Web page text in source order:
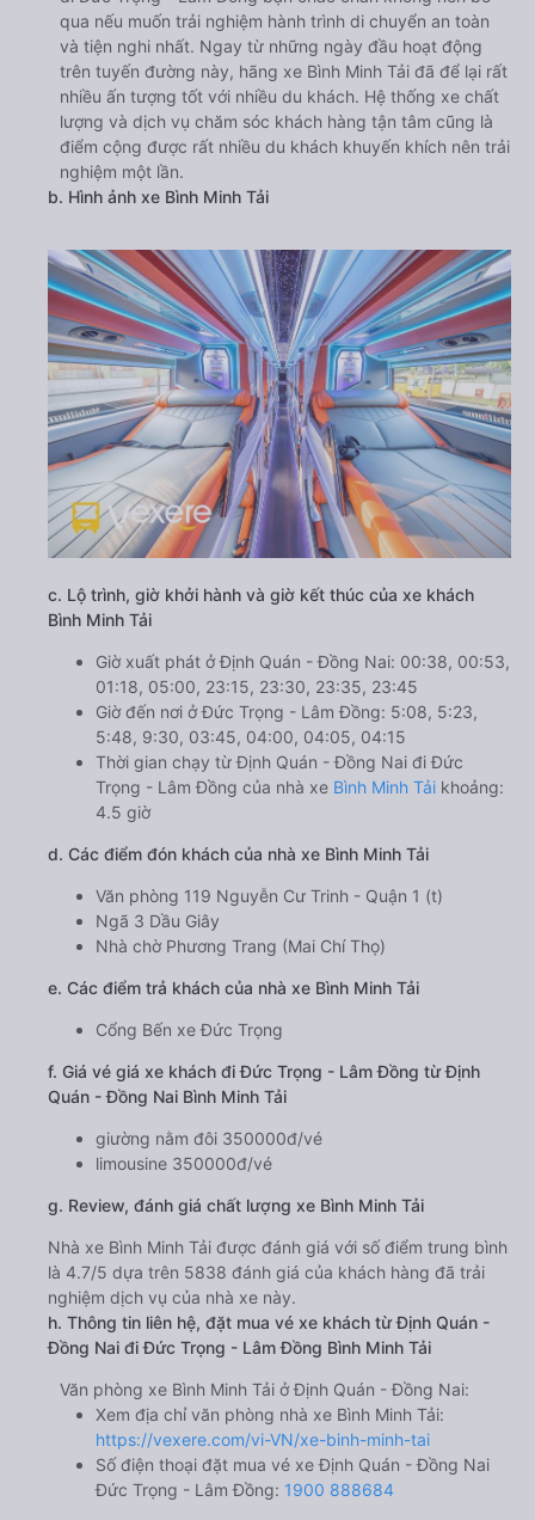
qua nếu muốn trải nghiệm hành trình di chuyển an toàn
và tiện nghi nhất. Ngay từ những ngày đầu hoạt động
trên tuyến đường này, hãng xe Bình Minh Tải đã để lại rất
nhiều ấn tượng tốt với nhiều du khách. Hệ thống xe chất
lượng và dịch vụ chăm sóc khách hàng tận tâm cũng là
điểm cộng được rất nhiều du khách khuyến khích nên trải
nghiệm một lần.
b. Hình ảnh xe Bình Minh Tải
c. Lộ trình, giờ khởi hành và giờ kết thúc của xe khách
Bình Minh Tải
Giờ xuất phát ở Định Quán - Đồng Nai: 00:38, 00:53,
01:18, 05:00, 23:15, 23:30, 23:35, 23:45
Giờ đến nơi ở Đức Trọng - Lâm Đồng: 5:08, 5:23,
5:48, 9:30, 03:45, 04:00, 04:05, 04:15
Thời gian chạy từ Định Quán - Đồng Nai đi Đức
Trọng - Lâm Đồng của nhà xe Bình Minh Tải khoảng:
4.5 giờ
d. Các điểm đón khách của nhà xe Bình Minh Tải
Văn phòng 119 Nguyễn Cư Trinh - Quận 1 (t)
Ngã 3 Dầu Giây
Nhà chờ Phương Trang (Mai Chí Thọ)
e. Các điểm trả khách của nhà xe Bình Minh Tải
Cổng Bến xe Đức Trọng
f. Giá vé giá xe khách đi Đức Trọng - Lâm Đồng từ Định
Quán - Đồng Nai Bình Minh Tải
giường nằm đôi 350000đ/vé
limousine 350000đ/vé
g. Review, đánh giá chất lượng xe Bình Minh Tải
Nhà xe Bình Minh Tải được đánh giá với số điểm trung bình
là 4.7/5 dựa trên 5838 đánh giá của khách hàng đã trải
nghiệm dịch vụ của nhà xe này.
h. Thông tin liên hệ, đặt mua vé xe khách từ Định Quán -
Đồng Nai đi Đức Trọng - Lâm Đồng Bình Minh Tải
Văn phòng xe Bình Minh Tải ở Định Quán - Đồng Nai:
Xem địa chỉ văn phòng nhà xe Bình Minh Tải:
https://vexere.com/vi-VN/xe-binh-minh-tai
Số điện thoại đặt mua vé xe Định Quán - Đồng Nai
Đức Trọng - Lâm Đồng: 1900 888684